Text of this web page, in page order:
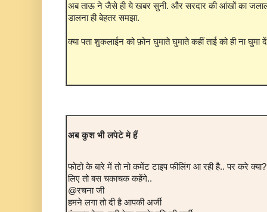
अब ताऊ ने जैसे ही ये खबर सुनी. और सरदार की आंखों का जलाल
डालना ही बेहतर समझा.
क्या पता शुकलाईन को फ़ोन घुमाते घुमाते कहीं ताई को ही ना घुमा
अब कुश भी लपेटे मे हैं
फोटो के बारे में तो नो कमेंट टाइप फीलिंग आ रही है.. पर करे
लिए तो बस चकाचक कहेंगे..
@रचना जी
हमने लगा तो दी है आपकी अर्जी